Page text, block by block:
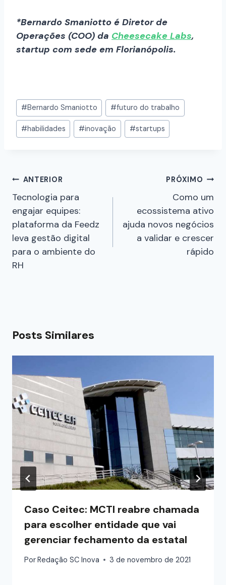
*Bernardo Smaniotto é Diretor de
Operações (COO) da Cheesecake Labs,
startup com sede em Florianópolis.
#Bernardo Smaniotto #futuro do trabalho
#habilidades #inovação #startups
ANTERIOR
Tecnologia para
engajar equipes:
plataforma da Feedz
leva gestão digital
para o ambiente do
RH
PRÓXIMO
Como um
ecossistema ativo
ajuda novos negócios
a validar e crescer
rápido
Posts Similares
Caso Ceitec: MCTI reabre chamada
para escolher entidade que vai
gerenciar fechamento da estatal
PorRedação SC Inova 3 de novembro de 2021